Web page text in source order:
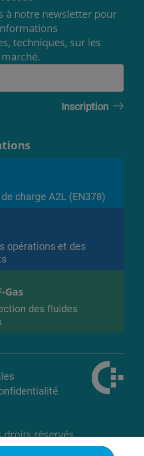
à notre newsletter pour
techniques, sur les
charge A2L (EN378)
opérations et des
Gas
des fluides
droits réservés